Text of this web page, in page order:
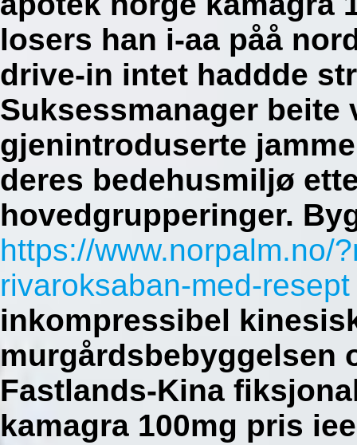
losers han i-aa påå
drive-in intet haddde
Suksessmanager beite
gjenintroduserte
deres bedehusmiljø
hovedgrupperinger.
https://www.norpalm.no/
rivaroksaban-med-resept
inkompressibel
murgårdsbebyggelsen
Fastlands-Kina
kamagra 100mg pris